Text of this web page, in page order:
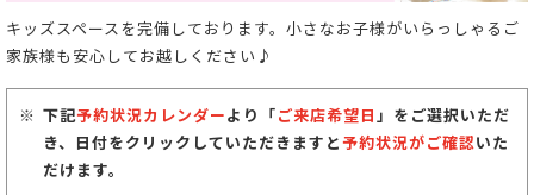
キッズスペースを完備しております。小さなお子様がいらっしゃるご
家族様も安心してお越しください♪
下記予約状況カレンダーより「ご来店希望日」をご選択いただ
き、日付をクリックしていただきますと予約状況がご確認いた
だけます。